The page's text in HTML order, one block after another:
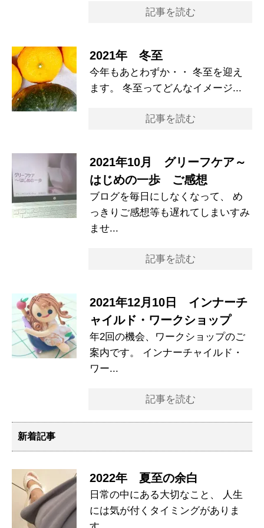
記事を読む
2021年 冬至
今年もあとわずか・・ 冬至を迎え
ます。 冬至ってどんなイメージ...
記事を読む
2021年10月 グリーフケア～
はじめの一歩 ご感想
ブログを毎日にしなくなって、 め
っきりご感想等も遅れてしまいすみ
ませ...
記事を読む
2021年12月10日 インナーチ
ャイルド・ワークショップ
年2回の機会、ワークショップのご
案内です。 インナーチャイルド・
ワー...
記事を読む
新着記事
2022年 夏至の余白
日常の中にある大切なこと、 人生
には気が付くタイミングがありま